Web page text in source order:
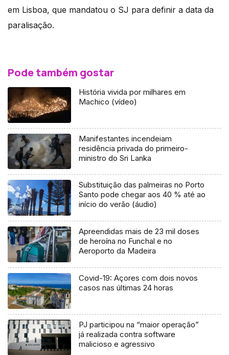
em Lisboa, que mandatou o SJ para definir a data da
paralisação.
Pode também gostar
História vivida por milhares em
Machico (vídeo)
Manifestantes incendeiam
residência privada do primeiro-
ministro do Sri Lanka
Substituição das palmeiras no Porto
Santo pode chegar aos 40 % até ao
início do verão (áudio)
Apreendidas mais de 23 mil doses
de heroína no Funchal e no
Aeroporto da Madeira
Covid-19: Açores com dois novos
casos nas últimas 24 horas
PJ participou na “maior operação”
já realizada contra software
malicioso e agressivo